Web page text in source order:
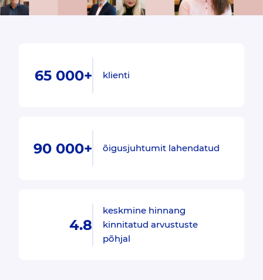
65 000+ klienti
90 000+ õigusjuhtumit lahendatud
4.8
keskmine hinnang
kinnitatud arvustuste
põhjal